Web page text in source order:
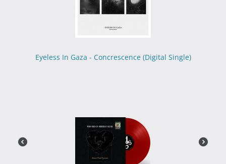
Eyeless In Gaza - Concrescence (Digital Single)